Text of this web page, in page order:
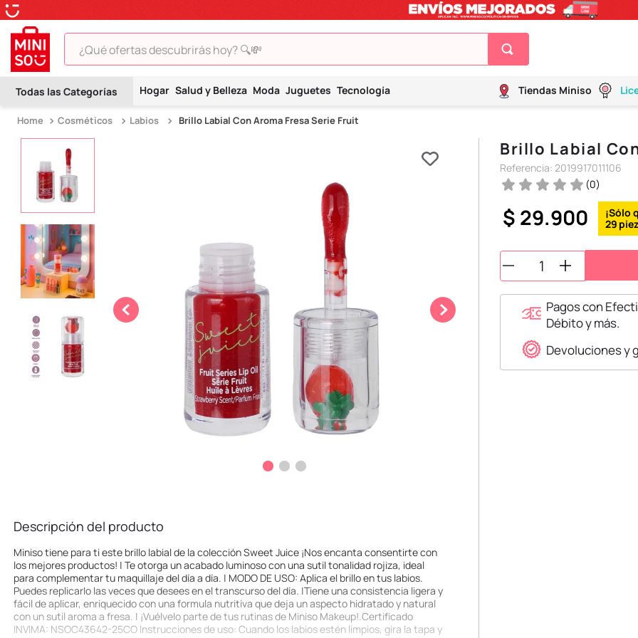
¿Qué ofertas descubrirás hoy? 🔍💸
Hogar Salud y Belleza Moda Juguetes Tecnología Tiendas Miniso
Cosméticos Labios Brillo Labial Con Aroma Fresa Serie Fruit
Descripción del producto
Miniso tiene para ti este brillo labial de la colección Sweet Juice ¡Nos encanta consentirte con
los mejores productos! | Te otorga un acabado luminoso con una sutil tonalidad rojiza, ideal
para complementar tu maquillaje del día a día. | MODO DE USO: Aplica el brillo en tus labios.
Puedes replicarlo las veces que desees en el transcurso del día. |Tiene una consistencia ligera y
fácil de aplicar, enriquecido con una formula nutritiva que deja un aspecto hidratado y natural
con un sutil aroma a fresa. | ¡Vuélvelo parte de tus rutinas de Miniso Makeup!.Certificado
INVIMA: NSOC43642-25CO Instrucciones de uso: Cuando los labios estén limpios, gira la tapa y
Brillo Labial
Referencia: 2019917011106
(0)
$ 29.900 29
Pagos con
Débito y más.
Devoluciones y
TÉRMINOS MÁS BUSCADOS
2
hello kitty
9.
one piece
.